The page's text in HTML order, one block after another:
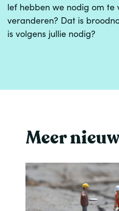
lef hebben we nodig om te
veranderen? Dat is
is volgens jullie nodig?
Meer